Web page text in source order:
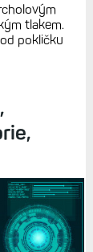
tlakem.
pokličku